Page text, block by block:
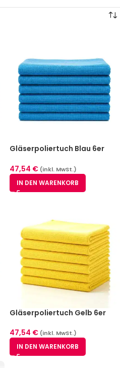
Gläserpoliertuch Blau 6er
47,54 € (inkl. MwSt.)
IN DEN WARENKORB
Gläserpoliertuch Gelb 6er
47,54 € (inkl. MwSt.)
IN DEN WARENKORB